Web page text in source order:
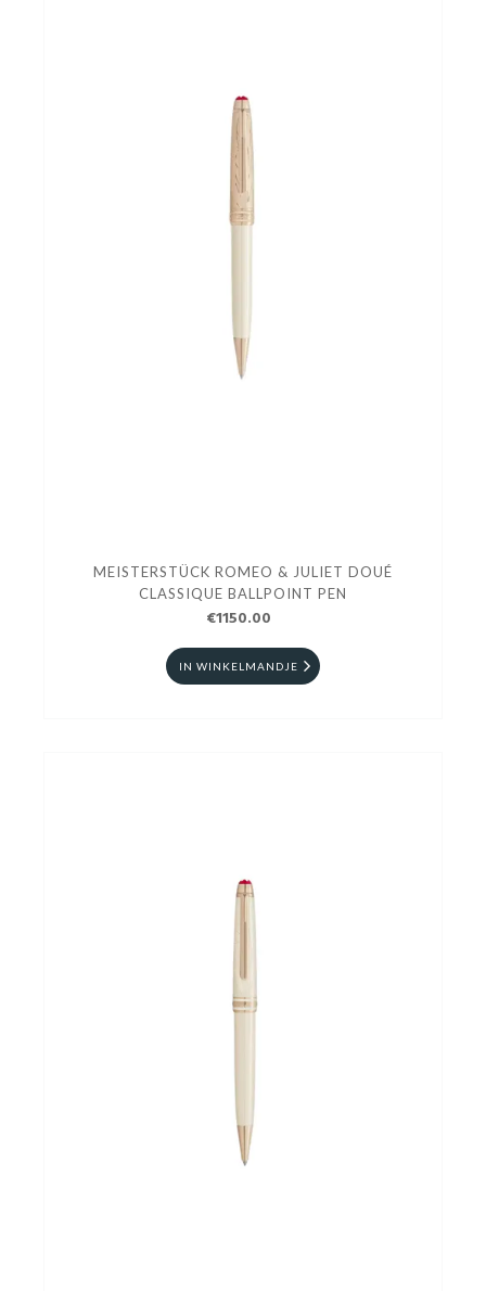
MEISTERSTÜCK ROMEO & JULIET DOUÉ
CLASSIQUE BALLPOINT PEN
€1150.00
IN WINKELMANDJE